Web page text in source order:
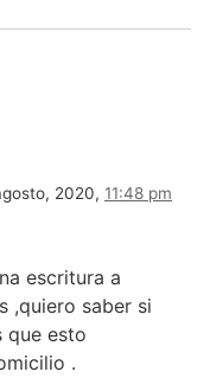
2020, 11:48 pm
escritura a
,quiero saber si
que esto
.